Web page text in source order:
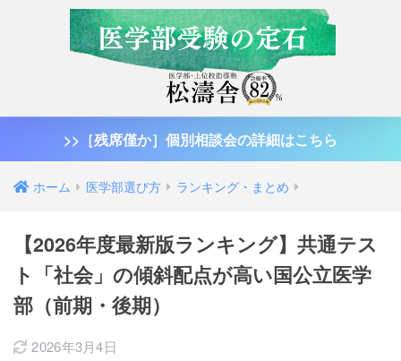
>>［残席僅か］個別相談会の詳細はこちら
ホーム 医学部選び方 ランキング・まとめ
【2026年度最新版ランキング】共通テス
ト「社会」の傾斜配点が高い国公立医学
部（前期・後期）
2026年3月4日